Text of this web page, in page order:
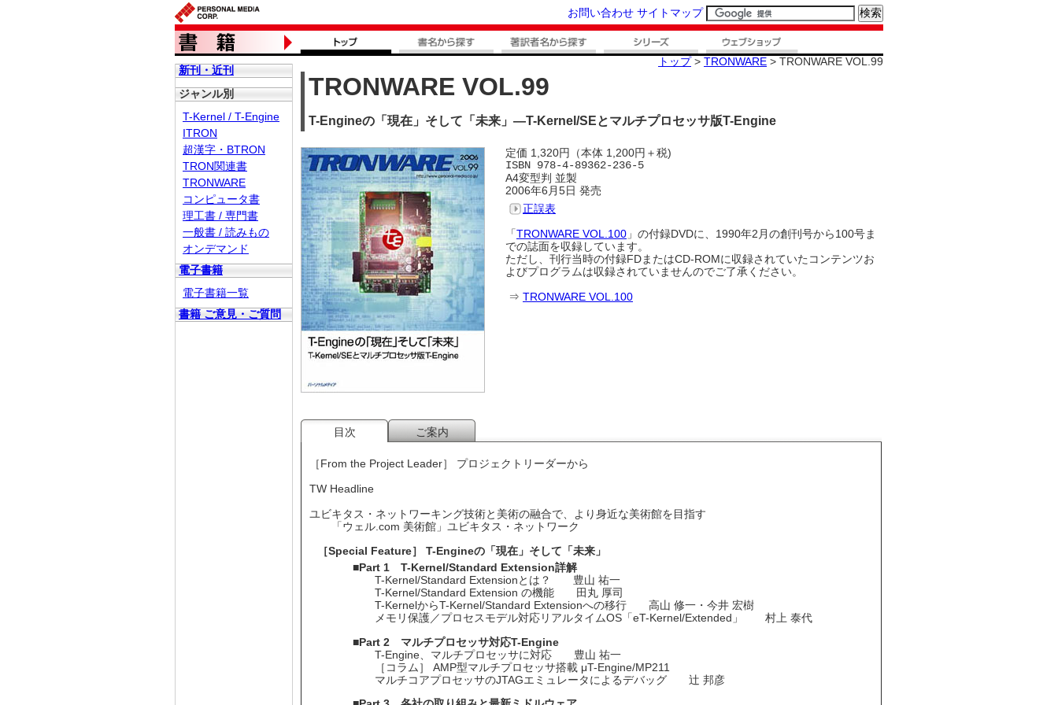
TRONWARE VOL.99
T-Engineの「現在」そして「未来」―T-Kernel/SEとマルチプロセッサ版T-Engine
定価 1,320円（本体 1,200円＋税)
ISBN 978-4-89362-236-5
A4変型判 並製
2006年6月5日 発売
正誤表
「 TRONWARE VOL.100 」の付録DVDに、1990年2月の創刊号から100号ま
での誌面を収録しています。
ただし、刊行当時の付録FDまたはCD-ROMに収録されていたコンテンツお
よびプログラムは収録されていませんのでご了承ください。
⇒ TRONWARE VOL.100
目次 ご案内
［From the Project Leader］ プロジェクトリーダーから
TW Headline
ユビキタス・ネットワーキング技術と美術の融合で、より身近な美術館を目指す
「ウェル.com 美術館」ユビキタス・ネットワーク
［Special Feature］ T-Engineの「現在」そして「未来」
■ Part 1 T-Kernel/Standard Extension詳解
T-Kernel/Standard Extensionとは？ 豊山 祐一
T-Kernel/Standard Extension の機能 田丸 厚司
T-KernelからT-Kernel/Standard Extensionへの移行 高山 修一・今井 宏樹
メモリ保護／プロセスモデル対応リアルタイムOS「eT-Kernel/Extended」 村上 泰代
■Part 2 マルチプロセッサ対応T-Engine
T-Engine、マルチプロセッサに対応 豊山 祐一
［コラム］ AMP型マルチプロセッサ搭載 μT-Engine/MP211
マルチコアプロセッサのJTAGエミュレータによるデバッグ 辻 邦彦
新刊・近刊
ジャンル別
T-Kernel / T-Engine
ITRON
超漢字・BTRON
TRON関連書
TRONWARE
コンピュータ書
理工書 / 専門書
一般書 / 読みもの
オンデマンド
電子書籍
電子書籍一覧
書籍 ご意見・ご質問
トップ> TRONWARE > TRONWARE VOL.99
お問い合わせ サイトマップ